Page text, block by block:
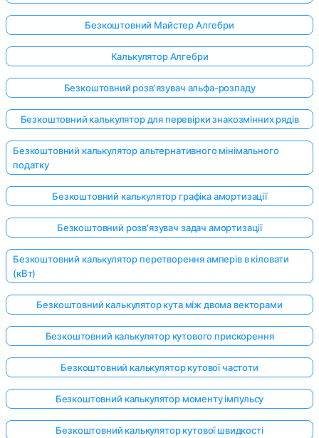
Безкоштовний Майстер Алгебри
Калькулятор Алгебри
Безкоштовний розв'язувач альфа-розпаду
Безкоштовний калькулятор для перевірки знакозмінних рядів
Безкоштовний калькулятор альтернативного мінімального
податку
Безкоштовний калькулятор графіка амортизації
Безкоштовний розв'язувач задач амортизації
Безкоштовний калькулятор перетворення амперів в кіловати
(кВт)
Безкоштовний калькулятор кута між двома векторами
Безкоштовний калькулятор кутового прискорення
Безкоштовний калькулятор кутової частоти
Безкоштовний калькулятор моменту імпульсу
Безкоштовний калькулятор кутової швидкості